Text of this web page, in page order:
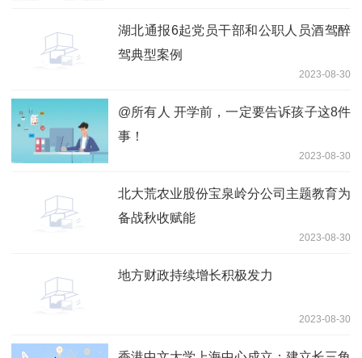
湖北通报6起党员干部和公职人员酒驾醉
驾典型案例
2023-08-30
@所有人 开学前，一定要告诉孩子这8件
事！
2023-08-30
北大荒农业股份宝泉岭分公司主题教育为
备战秋收赋能
2023-08-30
地方财政持续增长积极发力
2023-08-30